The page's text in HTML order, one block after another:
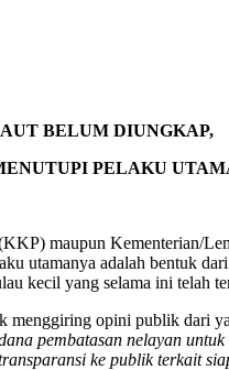
BELUM DIUNGKAP,
PELAKU
maupun Kementerian/
utamanya adalah bentuk
kecil yang selama ini telah
opini publik dari
pembatasan nelayan
ke publik terkait